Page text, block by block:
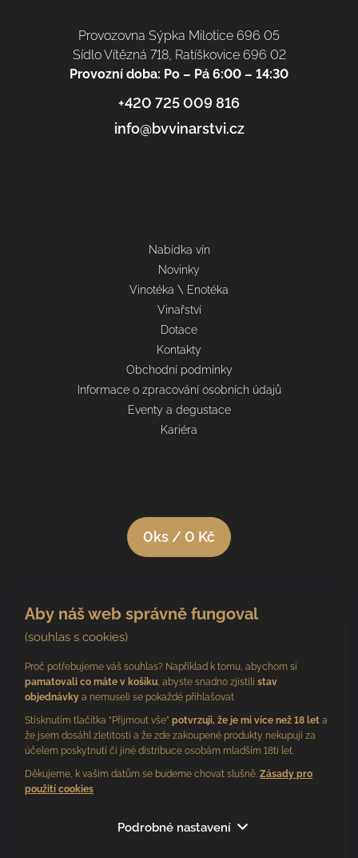
Aby náš web správně fungoval
(souhlas s cookies)
Proč potřebujeme váš souhlas? Například k tomu, abychom si
pamatovali co máte v košíku, abyste snadno zjistilistav
objednávky a nemuseli se pokaždé přihlašovat
Stísknutím tlačítka “Přijmout vše”potvrzuji, že je mi více než 18 let a
že jsem dosáhl zletitosti a že zde zakoupené produkty nekupuji za
účelem poskytnutí či jiné distribuce osobám mladším 18ti let.
Děkujeme, k vašim datům se budeme chovat slušně.Zásady pro
použití cookies
Podrobné nastavení
Provozovna Sýpka Milotice 696 05
Sídlo Vítězná 718, Ratíškovice 696 02
Provozní doba: Po – Pá 6:00 – 14:30
+420 725 009 816
info@bvvinarstvi.cz
Nabídka vín
Novinky
Vinotéka \ Enotéka
Vinařství
Dotace
Kontakty
Obchodní podmínky
Informace o zpracování osobních údajů
Eventy a degustace
Kariéra
0ks /0 Kč
Sledujte nás